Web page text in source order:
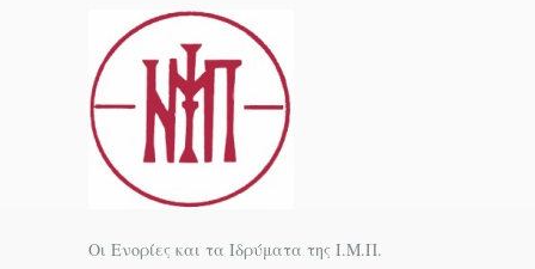
Οι Ενορίες και τα Ιδρύματα της Ι.Μ.Π.